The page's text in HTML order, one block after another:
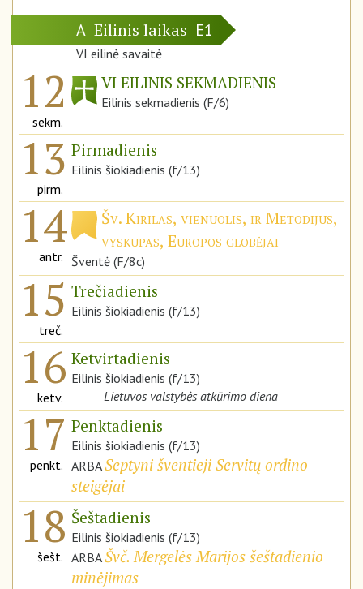
A Eilinis laikas E1
VI eilinė savaitė
12
sekm.
VI EILINIS SEKMADIENIS
Eilinis sekmadienis (F/6)
13
pirm.
Pirmadienis
Eilinis šiokiadienis (f/13)
14
antr.
Šv. Kirilas, vienuolis, ir Metodijus,
vyskupas, Europos globėjai
Šventė (F/8c)
15
treč.
Trečiadienis
Eilinis šiokiadienis (f/13)
16
ketv.
Ketvirtadienis
Eilinis šiokiadienis (f/13)
Lietuvos valstybės atkūrimo diena
17
penkt.
Penktadienis
Eilinis šiokiadienis (f/13)
ARBASeptyni šventieji Servitų ordino
steigėjai
18
šešt.
Šeštadienis
Eilinis šiokiadienis (f/13)
ARBAŠvč. Mergelės Marijos šeštadienio
minėjimas